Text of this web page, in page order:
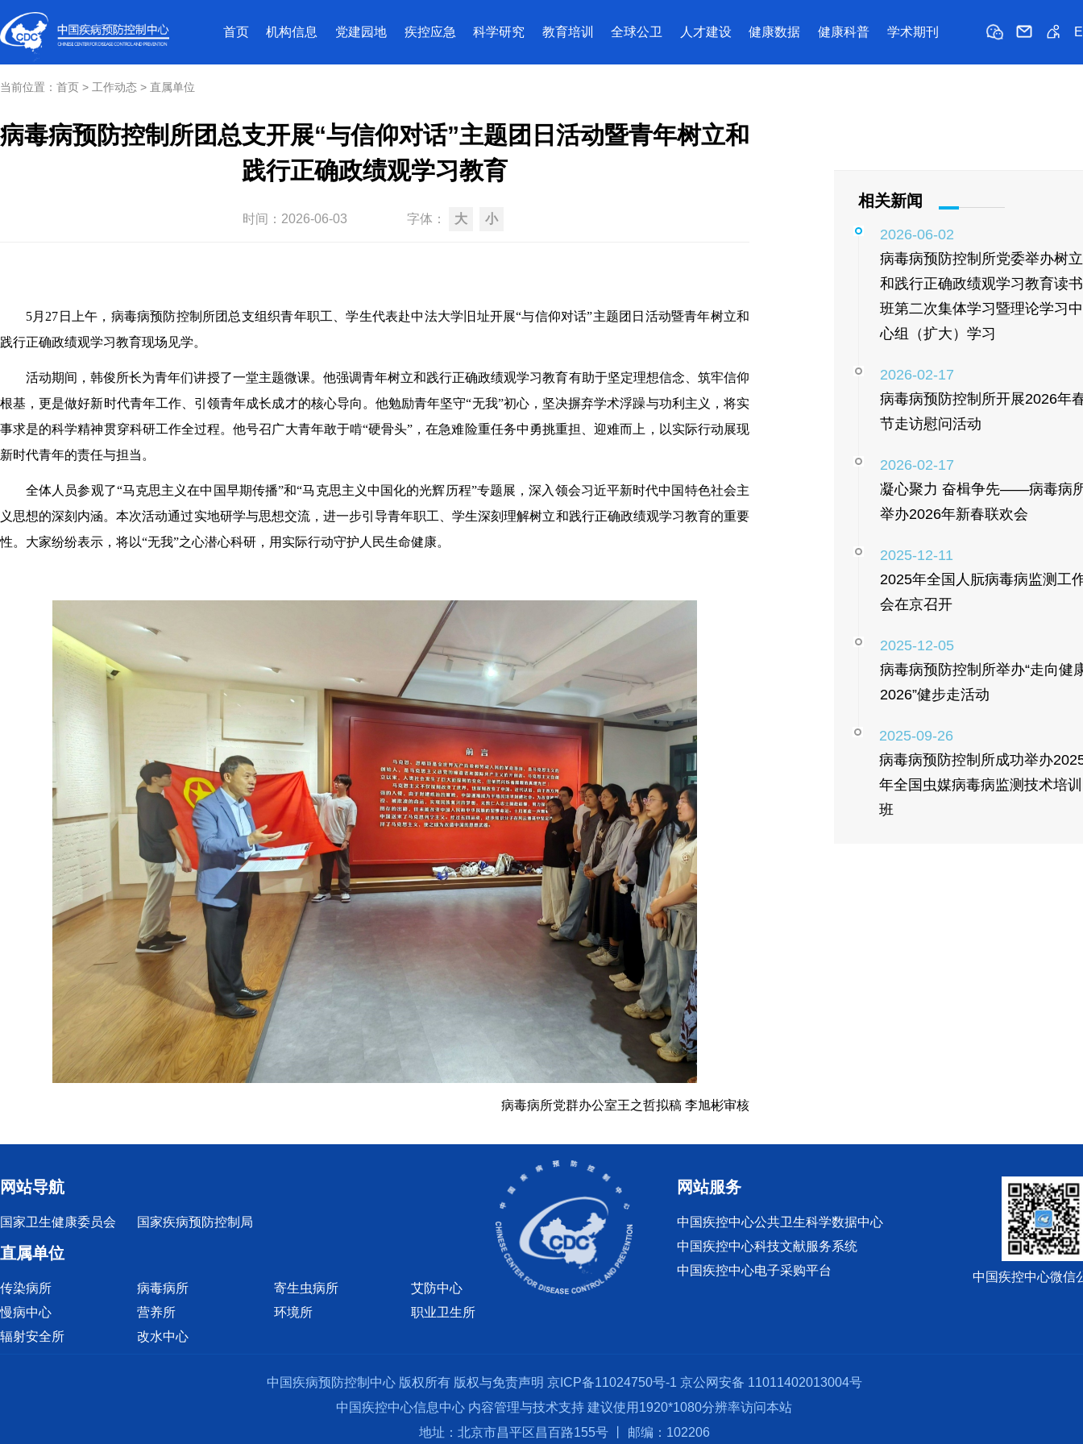
首页 机构信息 党建园地 疾控应急 科学研究 教育培训 全球公卫 人才建设 健康数据 健康科普 学术期刊
当前位置： 首页 > 工作动态 > 直属单位
病毒病预防控制所团总支开展“与信仰对话”主题团日活动暨青年树立和
践行正确政绩观学习教育
时间： 2026-06-03 字体： 大 小
5月27日上午，病毒病预防控制所团总支组织青年职工、学生代表赴中法大学旧址开展“与信仰对话”主题团日活动暨青年树立和
践行正确政绩观学习教育现场见学。
活动期间，韩俊所长为青年们讲授了一堂主题微课。他强调青年树立和践行正确政绩观学习教育有助于坚定理想信念、筑牢信仰
根基，更是做好新时代青年工作、引领青年成长成才的核心导向。他勉励青年坚守“无我”初心，坚决摒弃学术浮躁与功利主义，将实
事求是的科学精神贯穿科研工作全过程。他号召广大青年敢于啃“硬骨头”，在急难险重任务中勇挑重担、迎难而上，以实际行动展现
新时代青年的责任与担当。
全体人员参观了“马克思主义在中国早期传播”和“马克思主义中国化的光辉历程”专题展，深入领会习近平新时代中国特色社会主
义思想的深刻内涵。本次活动通过实地研学与思想交流，进一步引导青年职工、学生深刻理解树立和践行正确政绩观学习教育的重要
性。大家纷纷表示，将以“无我”之心潜心科研，用实际行动守护人民生命健康。
病毒病所党群办公室王之哲拟稿 李旭彬审核
相关新闻
2026-06-02
病毒病预防控制所党委举办树立
和践行正确政绩观学习教育读书
班第二次集体学习暨理论学习中
心组（扩大）学习
2026-02-17
病毒病预防控制所开展2026年
节走访慰问活动
2026-02-17
凝心聚力 奋楫争先——病毒病
举办2026年新春联欢会
2025-12-11
2025年全国人朊病毒病监测工
会在京召开
2025-12-05
病毒病预防控制所举办“走向健
2026”健步走活动
2025-09-26
病毒病预防控制所成功举办
年全国虫媒病毒病监测技术培训
班
网站导航
国家卫生健康委员会 国家疾病预防控制局
直属单位
传染病所 病毒病所 寄生虫病所
艾防中心
慢病中心
营养所 环境所
职业卫生所
辐射安全所
改水中心
网站服务
中国疾控中心公共卫生科学数据中心
中国疾控中心科技文献服务系统
中国疾控中心电子采购平台
中国疾控中心微信
中国疾病预防控制中心 版权所有 版权与免责声明 京ICP备11024750号-1 京公网安备 11011402013004号
中国疾控中心信息中心 内容管理与技术支持 建议使用1920*1080分辨率访问本站
地址：北京市昌平区昌百路155号 丨 邮编：102206